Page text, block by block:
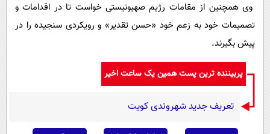
وی همچنین از مقامات رژیم صهیونیستی خواست تا در اقدامات و
تصمیمات خود به زعم خود «حسن تقدیر» و رویکردی سنجیده را در
پیش بگیرند.
پربیننده ترین پست همین یک ساعت اخیر
تعریف جدید شهروندی کویت